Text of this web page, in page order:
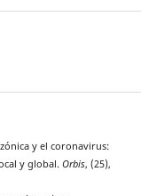
y el coronavirus:
y global. Orbis, (25),